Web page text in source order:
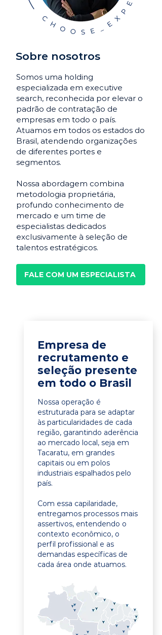
Sobre nosotros
Somos uma holding
especializada em executive
search, reconhecida por elevar o
padrão de contratação de
empresas em todo o país.
Atuamos em todos os estados do
Brasil, atendendo organizações
de diferentes portes e
segmentos.
Nossa abordagem combina
metodologia proprietária,
profundo conhecimento de
mercado e um time de
especialistas dedicados
exclusivamente à seleção de
talentos estratégicos.
FALE COM UM ESPECIALISTA
Empresa de
recrutamento e
seleção presente
em todo o Brasil
Nossa operação é
estruturada para se adaptar
às particularidades de cada
região, garantindo aderência
ao mercado local, seja em
Tacaratu, em grandes
capitais ou em polos
industriais espalhados pelo
país.
Com essa capilaridade,
entregamos processos mais
assertivos, entendendo o
contexto econômico, o
perfil profissional e as
demandas específicas de
cada área onde atuamos.